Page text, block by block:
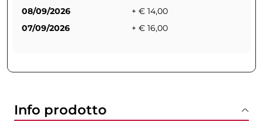
08/09/2026
+ € 14,00
07/09/2026
+ € 16,00
Info prodotto